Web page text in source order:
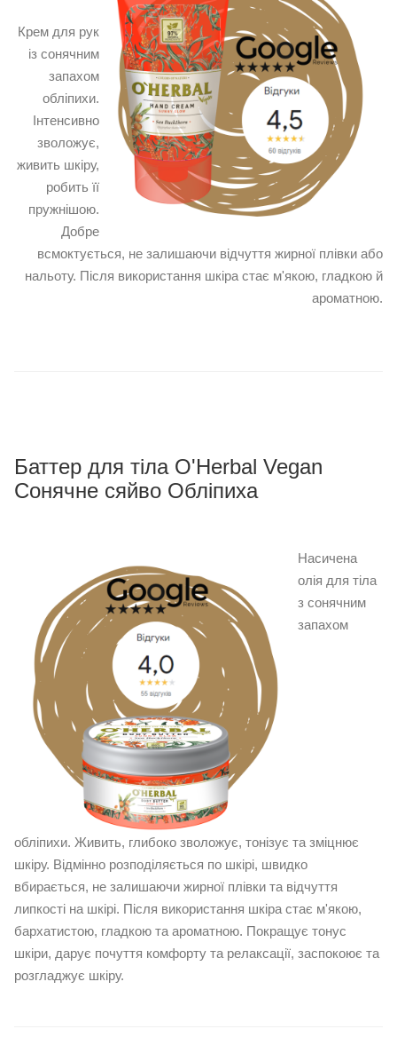
Крем для рук
із сонячним
запахом
обліпихи.
Інтенсивно
зволожує,
живить шкіру,
робить її
пружнішою.
Добре
всмоктується, не залишаючи відчуття жирної плівки або
нальоту. Після використання шкіра стає м'якою, гладкою й
ароматною.
Баттер для тіла O'Herbal Vegan
Сонячне сяйво Обліпиха
Насичена
олія для тіла
з сонячним
запахом
обліпихи. Живить, глибоко зволожує, тонізує та зміцнює
шкіру. Відмінно розподіляється по шкірі, швидко
вбирається, не залишаючи жирної плівки та відчуття
липкості на шкірі. Після використання шкіра стає м'якою,
бархатистою, гладкою та ароматною. Покращує тонус
шкіри, дарує почуття комфорту та релаксації, заспокоює та
розгладжує шкіру.